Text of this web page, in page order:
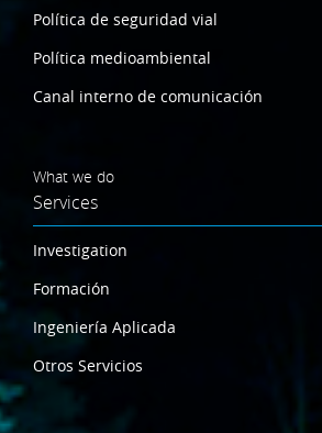
Política de seguridad vial
Política medioambiental
Canal interno de comunicación
What we do
Services
Investigation
Formación
Ingeniería Aplicada
Otros Servicios